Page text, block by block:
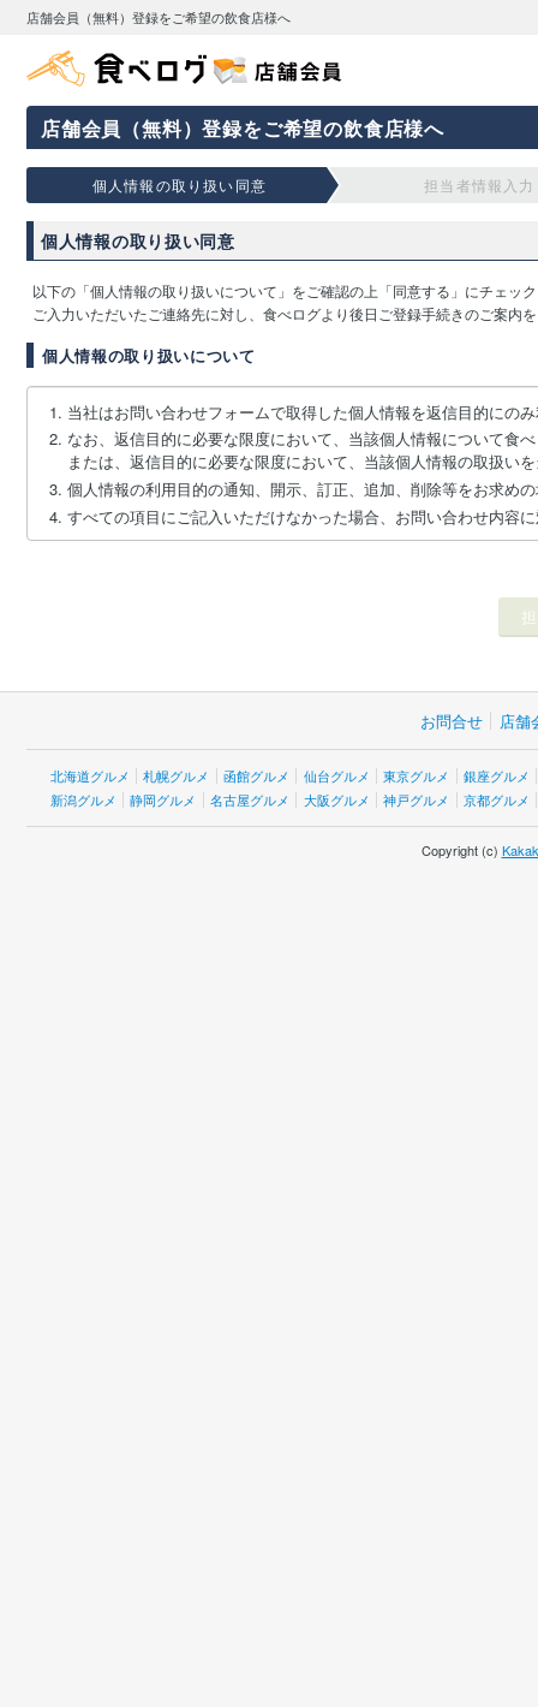
店舗会員（無料）登録をご希望の飲食店様へ
店舗会員（無料）登録をご希望の飲食店様へ
個人情報の取り扱い同意 担当者情報入力
個人情報の取り扱い同意
以下の「個人情報の取り扱いについて」をご確認の上「同意する」にチェッ
ご入力いただいたご連絡先に対し、食べログより後日ご登録手続きのご案内
個人情報の取り扱いについて
当社はお問い合わせフォームで取得した個人情報を返信目的にの
なお、返信目的に必要な限度において、当該個人情報について食
または、返信目的に必要な限度において、当該個人情報の取扱い
個人情報の利用目的の通知、開示、訂正、追加、削除等をお求め
すべての項目にご記入いただけなかった場合、お問い合わせ内容
お問合せ 店舗
北海道グルメ 札幌グルメ 函館グルメ 仙台グルメ 東京グルメ
銀座グルメ
新潟グルメ
静岡グルメ 名古屋グルメ 大阪グルメ 神戸グルメ 京都グルメ
Copyright (c)